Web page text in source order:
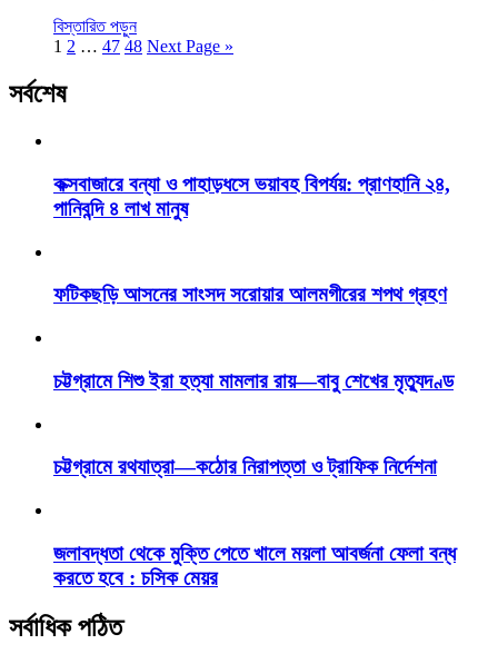
বিস্তারিত পড়ুন
1 2 … 47 48 Next Page »
সর্বশেষ
কক্সবাজারে বন্যা ও পাহাড়ধসে ভয়াবহ বিপর্যয়: প্রাণহানি ২৪,
পানিবন্দি ৪ লাখ মানুষ
ফটিকছড়ি আসনের সাংসদ সরোয়ার আলমগীরের শপথ গ্রহণ
চট্টগ্রামে শিশু ইরা হত্যা মামলার রায়—বাবু শেখের মৃত্যুদণ্ড
চট্টগ্রামে রথযাত্রা—কঠোর নিরাপত্তা ও ট্রাফিক নির্দেশনা
জলাবদ্ধতা থেকে মুক্তি পেতে খালে ময়লা আবর্জনা ফেলা বন্ধ
করতে হবে : চসিক মেয়র
সর্বাধিক পঠিত